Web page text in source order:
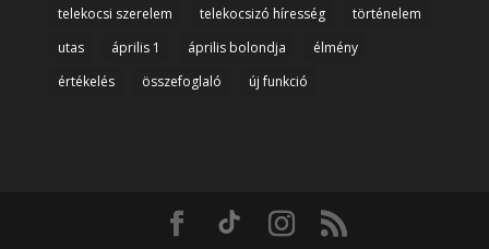
telekocsi szerelem
telekocsizó híresség
történelem
utas
április 1 április bolondja
élmény
értékelés
összefoglaló új funkció